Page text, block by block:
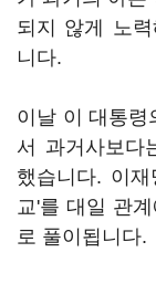
되지 않게 노
니다.
이날 이 대통령
서 과거사보다
했습니다. 이
교'를 대일 관
로 풀이됩니다.